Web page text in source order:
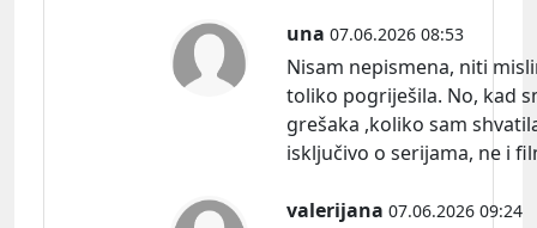
una 07.06.2026 08:53
Nisam nepismena, niti
toliko pogriješila. No, kad
grešaka ,koliko sam
isključivo o serijama, ne i
valerijana 07.06.2026 09:24